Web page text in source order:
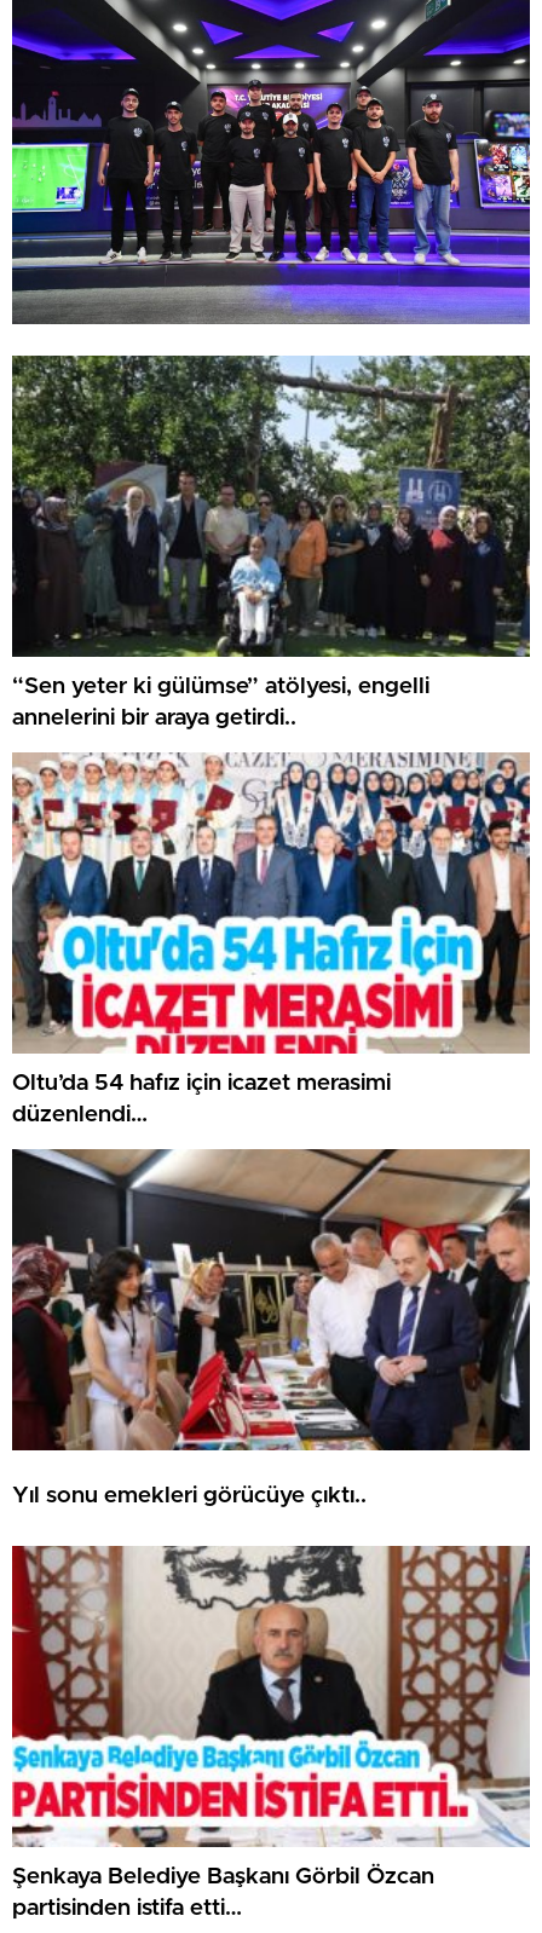
“Sen yeter ki gülümse” atölyesi, engelli
annelerini bir araya getirdi..
Oltu’da 54 hafız için icazet merasimi
düzenlendi…
Yıl sonu emekleri görücüye çıktı..
Şenkaya Belediye Başkanı Görbil Özcan
partisinden istifa etti…